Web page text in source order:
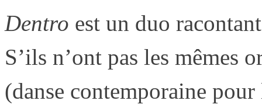
Dentro est un duo
S’ils n’ont pas les mêmes
(danse contemporaine